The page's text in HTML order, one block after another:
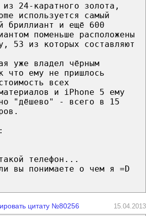
из 24-каратного золота,
используется самый
бриллиант и ещё 600
поменьше расположены
53 из которых составляют
уже владел чёрным
что ему не пришлось
всех
и iPhone 5 ему
"дёшево" - всего в 15
телефон...
вы понимаете о чем я =D
цитату №80256 15.04.2013